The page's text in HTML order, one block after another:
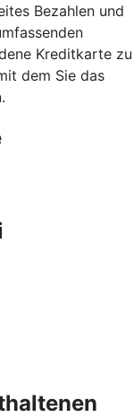
Bezahlen und
Kreditkarte zu
dem Sie das